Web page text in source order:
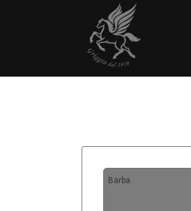
Barba